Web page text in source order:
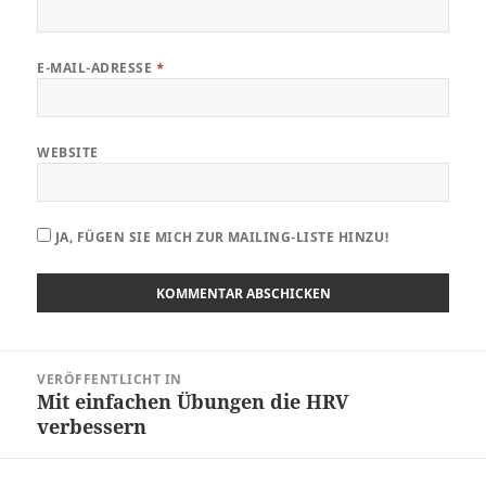
E-MAIL-ADRESSE *
WEBSITE
JA, FÜGEN SIE MICH ZUR MAILING-LISTE HINZU!
VERÖFFENTLICHT IN
Mit einfachen Übungen die HRV
verbessern